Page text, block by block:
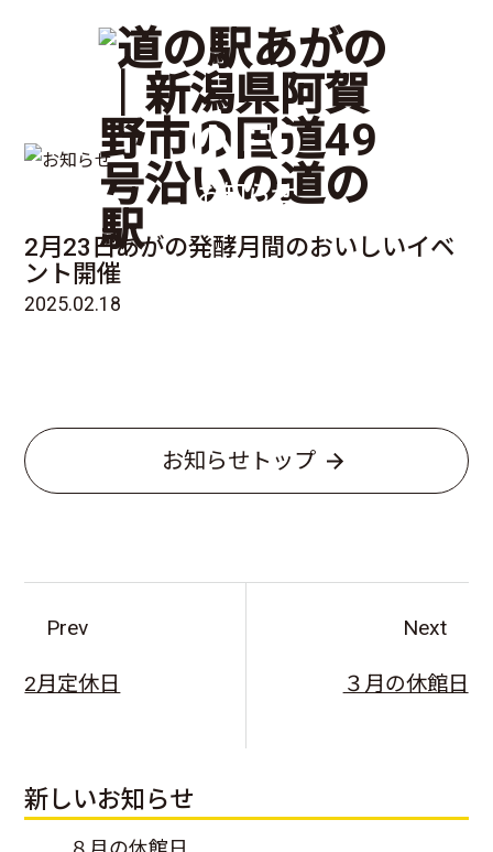
INFO
お知らせ
2月23日あがの発酵月間のおいしいイベ
ント開催
2025.02.18
お知らせトップ
Prev
2月定休日
Next
３月の休館日
新しいお知らせ